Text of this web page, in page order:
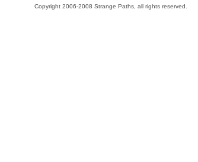
Copyright 2006-2008 Strange Paths, all rights reserved.